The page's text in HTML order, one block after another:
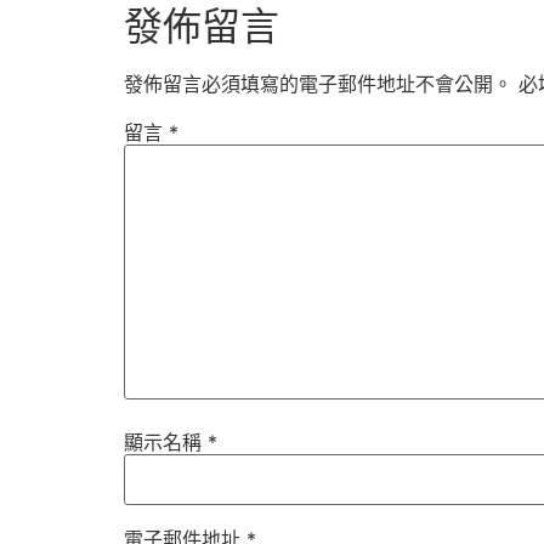
發佈留言
發佈留言必須填寫的電子郵件地址不會公開。 必
留言 *
顯示名稱 *
電子郵件地址 *